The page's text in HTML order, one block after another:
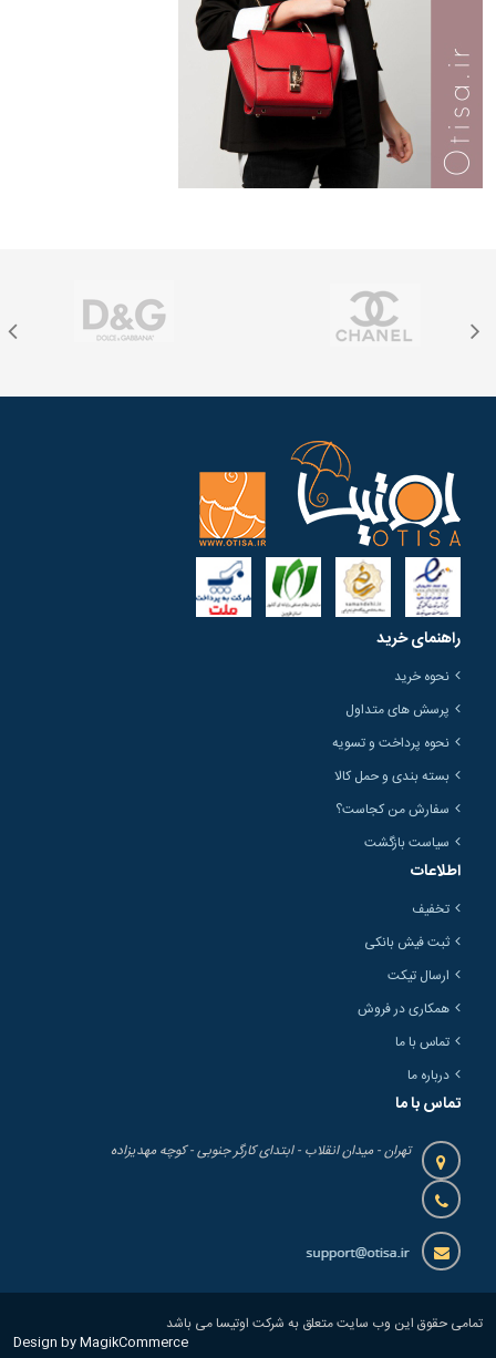
راهنمای خرید
نحوه خرید
پرسش های متداول
نحوه پرداخت و تسویه
بسته بندی و حمل کالا
سفارش من کجاست؟
سیاست بازگشت
اطلاعات
تخفیف
ثبت فیش بانکی
ارسال تیکت
همکاری در فروش
تماس با ما
درباره ما
تماس با ما
تهران - میدان انقلاب - ابتدای کارگر جنوبی - کوچه مهدیزاده
تمامی حقوق این وب سایت متعلق به شرکت اوتیسا می باشد
Design by MagikCommerce